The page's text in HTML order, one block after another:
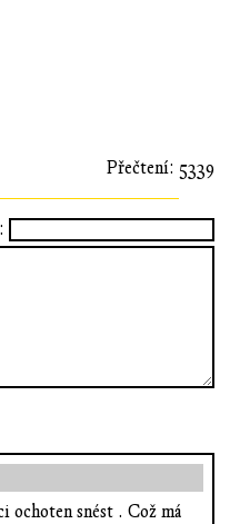
Přečtení: 5339
snést . Což má